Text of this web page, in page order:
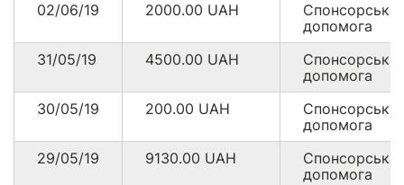
02/06/19
2000.00 UAH
Спонсорська
допомога
31/05/19
4500.00 UAH
Спонсорська
допомога
30/05/19
200.00 UAH
Спонсорська
допомога
29/05/19
9130.00 UAH
Спонсорська
допомога